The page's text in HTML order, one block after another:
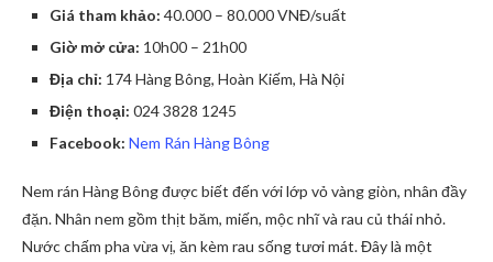
Giá tham khảo: 40.000 – 80.000 VNĐ/suất
Giờ mở cửa: 10h00 – 21h00
Địa chỉ: 174 Hàng Bông, Hoàn Kiếm, Hà Nội
Điện thoại: 024 3828 1245
Facebook: Nem Rán Hàng Bông
Nem rán Hàng Bông được biết đến với lớp vỏ vàng giòn, nhân đầy
đặn. Nhân nem gồm thịt băm, miến, mộc nhĩ và rau củ thái nhỏ.
Nước chấm pha vừa vị, ăn kèm rau sống tươi mát. Đây là một